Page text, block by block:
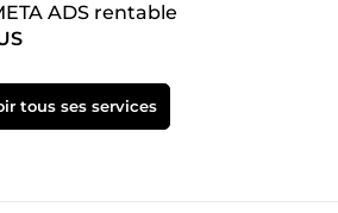
ADS rentable
tous ses services